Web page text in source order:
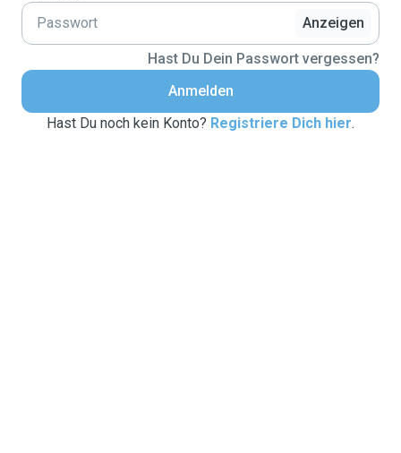
Anzeigen
Hast Du Dein Passwort vergessen?
Anmelden
Hast Du noch kein Konto? Registriere Dich hier.